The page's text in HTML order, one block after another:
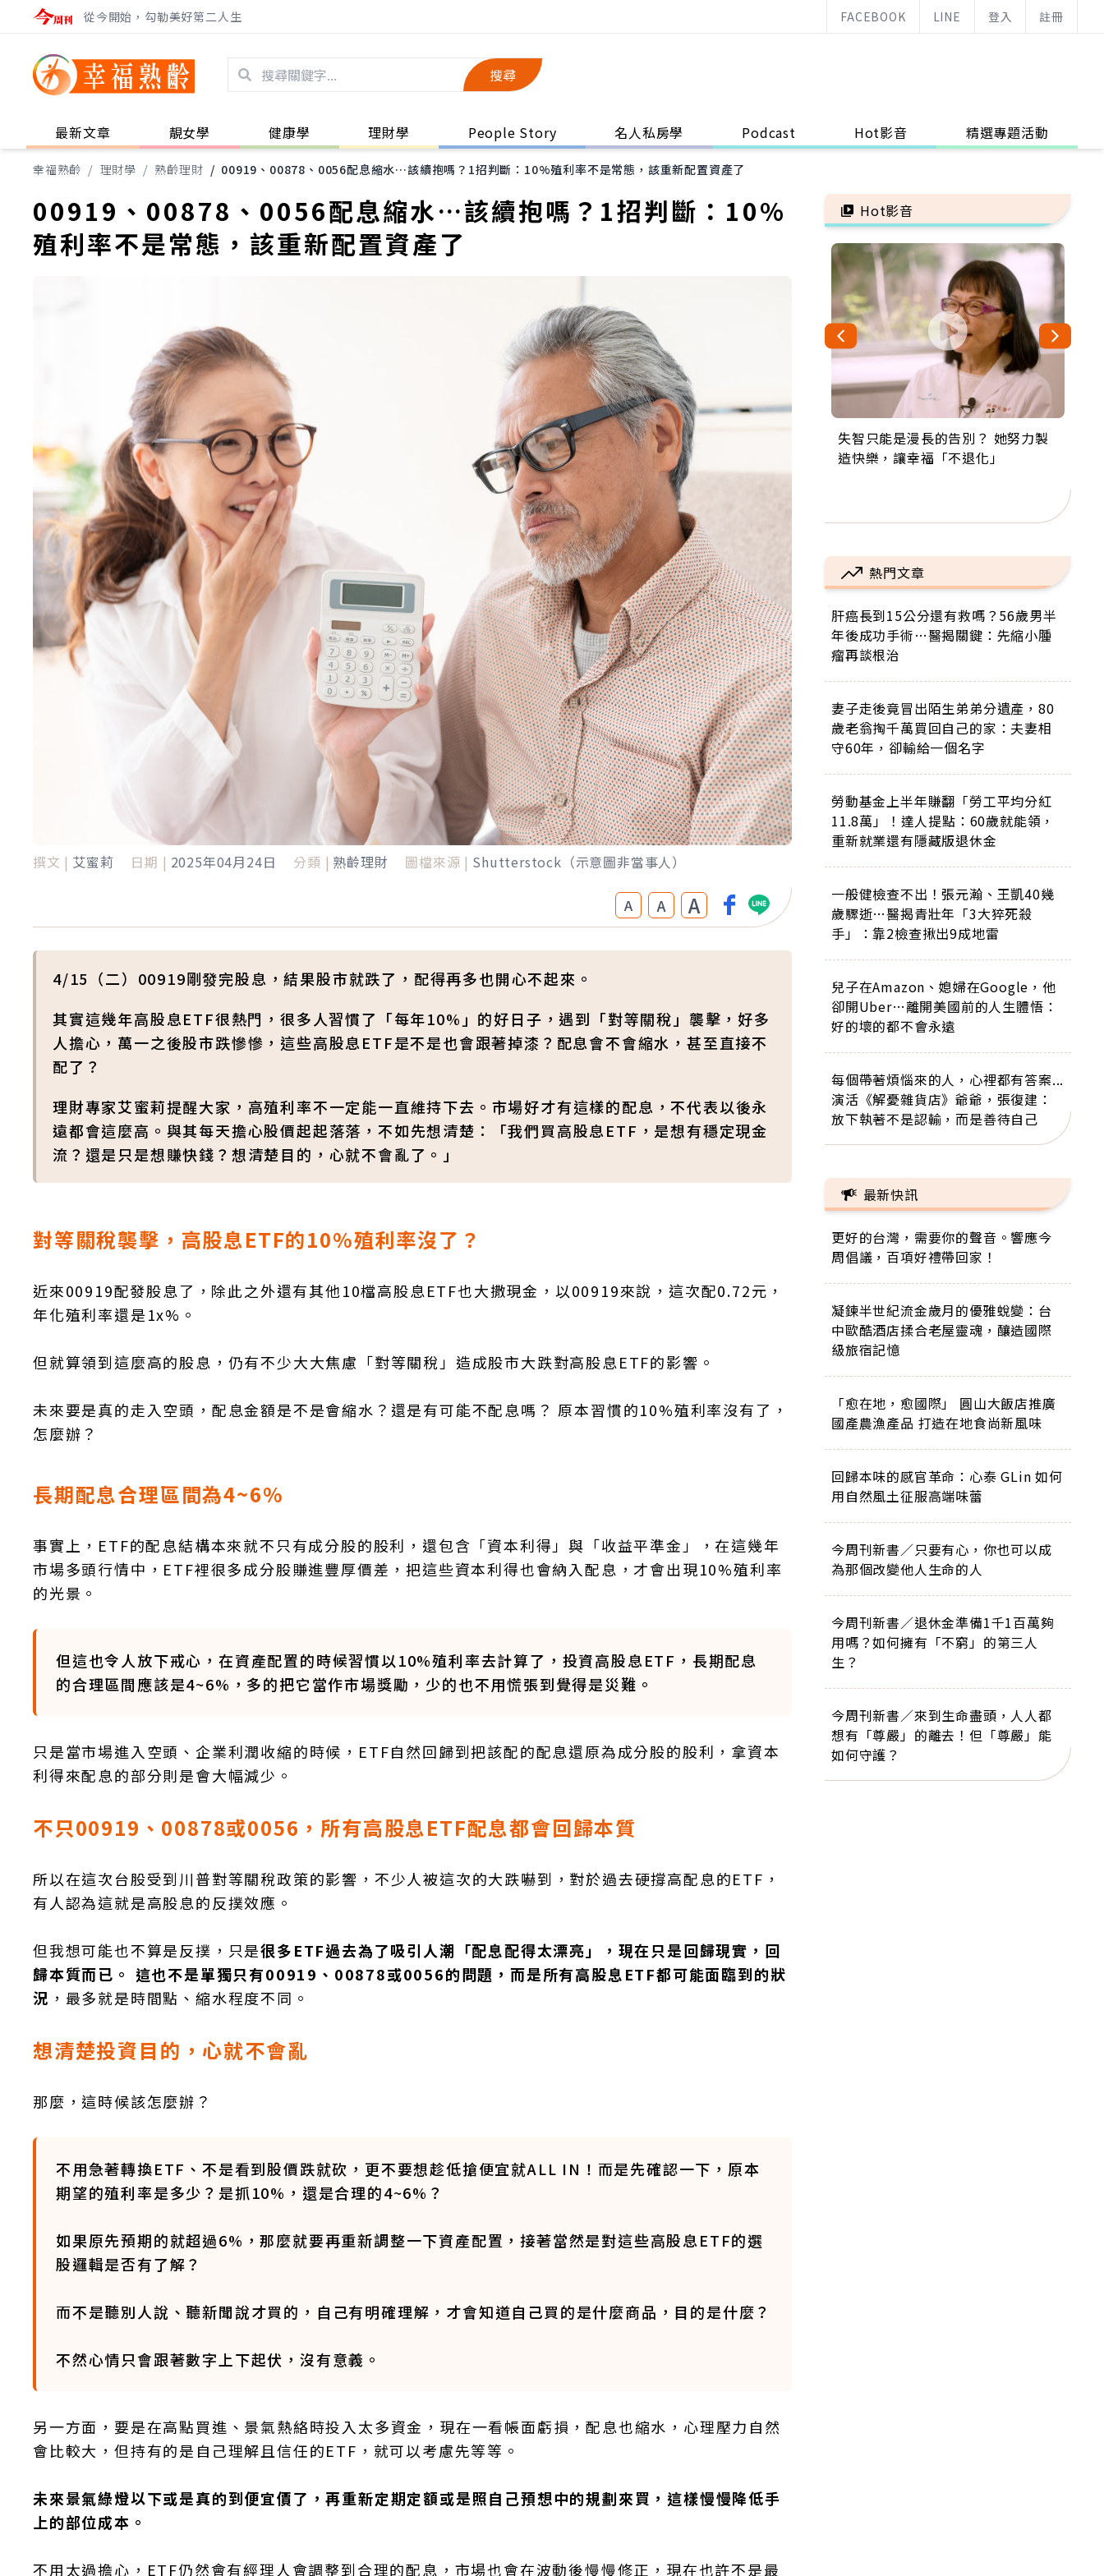
從今開始，勾勒美好第二人生 FACEBOOK LINE 登入 註冊
搜尋
最新文章 靚女學 健康學 理財學 People Story 名人私房學 Podcast Hot影音 精選專題活動
幸福熟齡 / 理財學 / 熟齡理財 / 00919、00878、0056配息縮水…該續抱嗎？1招判斷：10%殖利率不是常態，該重新配置資產了
00919、00878、0056配息縮水…該續抱嗎？1招判斷：10%
殖利率不是常態，該重新配置資產了
撰文 | 艾蜜莉 日期 | 2025年04月24日 分類 | 熟齡理財 圖檔來源 | Shutterstock（示意圖非當事人）
A A A
4/15（二）00919剛發完股息，結果股市就跌了，配得再多也開心不起來。
其實這幾年高股息ETF很熱門，很多人習慣了「每年10%」的好日子，遇到「對等關稅」襲擊，好多
人擔心，萬一之後股市跌慘慘，這些高股息ETF是不是也會跟著掉漆？配息會不會縮水，甚至直接不
配了？
理財專家艾蜜莉提醒大家，高殖利率不一定能一直維持下去。市場好才有這樣的配息，不代表以後永
遠都會這麼高。與其每天擔心股價起起落落，不如先想清楚：「我們買高股息ETF，是想有穩定現金
流？還是只是想賺快錢？想清楚目的，心就不會亂了。」
對等關稅襲擊，高股息ETF的10%殖利率沒了？
近來00919配發股息了，除此之外還有其他10檔高股息ETF也大撒現金，以00919來說，這次配0.72元，
年化殖利率還是1x%。
但就算領到這麼高的股息，仍有不少大大焦慮「對等關稅」造成股市大跌對高股息ETF的影響。
未來要是真的走入空頭，配息金額是不是會縮水？還是有可能不配息嗎？ 原本習慣的10%殖利率沒有了，
怎麼辦？
長期配息合理區間為4~6%
事實上，ETF的配息結構本來就不只有成分股的股利，還包含「資本利得」與「收益平準金」，在這幾年
市場多頭行情中，ETF裡很多成分股賺進豐厚價差，把這些資本利得也會納入配息，才會出現10%殖利率
的光景。
但這也令人放下戒心，在資產配置的時候習慣以10%殖利率去計算了，投資高股息ETF，長期配息
的合理區間應該是4~6%，多的把它當作市場獎勵，少的也不用慌張到覺得是災難。
只是當市場進入空頭、企業利潤收縮的時候，ETF自然回歸到把該配的配息還原為成分股的股利，拿資本
利得來配息的部分則是會大幅減少。
不只00919、00878或0056，所有高股息ETF配息都會回歸本質
所以在這次台股受到川普對等關稅政策的影響，不少人被這次的大跌嚇到，對於過去硬撐高配息的ETF，
有人認為這就是高股息的反撲效應。
但我想可能也不算是反撲，只是很多ETF過去為了吸引人潮「配息配得太漂亮」，現在只是回歸現實，回
歸本質而已。 這也不是單獨只有00919、00878或0056的問題，而是所有高股息ETF都可能面臨到的狀
況 ，最多就是時間點、縮水程度不同。
想清楚投資目的，心就不會亂
那麼，這時候該怎麼辦？
不用急著轉換ETF、不是看到股價跌就砍，更不要想趁低搶便宜就ALL IN！而是先確認一下，原本
期望的殖利率是多少？是抓10%，還是合理的4~6%？
如果原先預期的就超過6%，那麼就要再重新調整一下資產配置，接著當然是對這些高股息ETF的選
股邏輯是否有了解？
而不是聽別人說、聽新聞說才買的，自己有明確理解，才會知道自己買的是什麼商品，目的是什麼？
不然心情只會跟著數字上下起伏，沒有意義。
另一方面，要是在高點買進、景氣熱絡時投入太多資金，現在一看帳面虧損，配息也縮水，心理壓力自然
會比較大，但持有的是自己理解且信任的ETF，就可以考慮先等等。
未來景氣綠燈以下或是真的到便宜價了，再重新定期定額或是照自己預想中的規劃來買，這樣慢慢降低手
上的部位成本。
不用太過擔心，ETF仍然會有經理人會調整到合理的配息，市場也會在波動後慢慢修正，現在也許不是最
Hot影音
失智只能是漫長的告別？ 她努力製
造快樂，讓幸福「不退化」
來自剛果的巧克力神父 為台灣奉獻
36年 「台灣是我的家，我連作夢都
63歲卸矽谷副總、搬回台灣找快
樂！「蛋黃哥小丑」走進安養院，
104歲打破金氏世界紀錄 成為全球
最年長羽球選手，分享長壽的秘密
事業巔峰他選擇追夢…黑手阿伯拉
小提琴還登上小巨蛋！連CNN都大
熱門文章
肝癌長到15公分還有救嗎？56歲男半
年後成功手術…醫揭關鍵：先縮小腫
瘤再談根治
妻子走後竟冒出陌生弟弟分遺產，80
歲老翁掏千萬買回自己的家：夫妻相
守60年，卻輸給一個名字
勞動基金上半年賺翻「勞工平均分紅
11.8萬」！達人提點：60歲就能領，
重新就業還有隱藏版退休金
一般健檢查不出！張元瀚、王凱40幾
歲驟逝…醫揭青壯年「3大猝死殺
手」：靠2檢查揪出9成地雷
兒子在Amazon、媳婦在Google，他
卻開Uber…離開美國前的人生體悟：
好的壞的都不會永遠
每個帶著煩惱來的人，心裡都有答案...
演活《解憂雜貨店》爺爺，張復建：
放下執著不是認輸，而是善待自己
最新快訊
更好的台灣，需要你的聲音。響應今
周倡議，百項好禮帶回家！
凝鍊半世紀流金歲月的優雅蛻變：台
中歐酷酒店揉合老屋靈魂，釀造國際
級旅宿記憶
「愈在地，愈國際」 圓山大飯店推廣
國產農漁產品 打造在地食尚新風味
回歸本味的感官革命：心泰 GLin 如何
用自然風土征服高端味蕾
今周刊新書／只要有心，你也可以成
為那個改變他人生命的人
今周刊新書／退休金準備1千1百萬夠
用嗎？如何擁有「不窮」的第三人
生？
今周刊新書／來到生命盡頭，人人都
想有「尊嚴」的離去！但「尊嚴」能
如何守護？